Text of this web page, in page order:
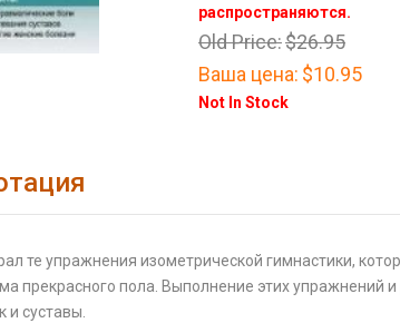
распространяются.
Old Price:$26.95
Ваша цена: $10.95
Not In Stock
те упражнения изометрической гимнастики,
прекрасного пола. Выполнение этих
и суставы.